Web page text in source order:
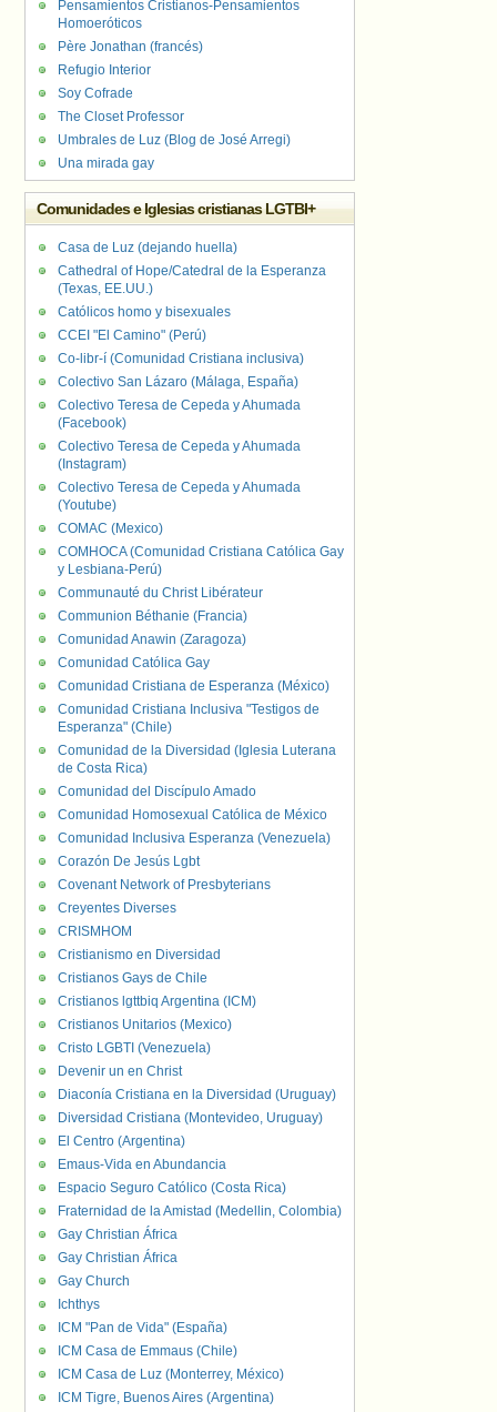
Pensamientos Cristianos-Pensamientos
Homoeróticos
Père Jonathan (francés)
Refugio Interior
Soy Cofrade
The Closet Professor
Umbrales de Luz (Blog de José Arregi)
Una mirada gay
Comunidades e Iglesias cristianas LGTBI+
Casa de Luz (dejando huella)
Cathedral of Hope/Catedral de la Esperanza
(Texas, EE.UU.)
Católicos homo y bisexuales
CCEI "El Camino" (Perú)
Co-libr-í (Comunidad Cristiana inclusiva)
Colectivo San Lázaro (Málaga, España)
Colectivo Teresa de Cepeda y Ahumada
(Facebook)
Colectivo Teresa de Cepeda y Ahumada
(Instagram)
Colectivo Teresa de Cepeda y Ahumada
(Youtube)
COMAC (Mexico)
COMHOCA (Comunidad Cristiana Católica Gay
y Lesbiana-Perú)
Communauté du Christ Libérateur
Communion Béthanie (Francia)
Comunidad Anawin (Zaragoza)
Comunidad Católica Gay
Comunidad Cristiana de Esperanza (México)
Comunidad Cristiana Inclusiva "Testigos de
Esperanza" (Chile)
Comunidad de la Diversidad (Iglesia Luterana
de Costa Rica)
Comunidad del Discípulo Amado
Comunidad Homosexual Católica de México
Comunidad Inclusiva Esperanza (Venezuela)
Corazón De Jesús Lgbt
Covenant Network of Presbyterians
Creyentes Diverses
CRISMHOM
Cristianismo en Diversidad
Cristianos Gays de Chile
Cristianos lgttbiq Argentina (ICM)
Cristianos Unitarios (Mexico)
Cristo LGBTI (Venezuela)
Devenir un en Christ
Diaconía Cristiana en la Diversidad (Uruguay)
Diversidad Cristiana (Montevideo, Uruguay)
El Centro (Argentina)
Emaus-Vida en Abundancia
Espacio Seguro Católico (Costa Rica)
Fraternidad de la Amistad (Medellin, Colombia)
Gay Christian África
Gay Christian África
Gay Church
Ichthys
ICM "Pan de Vida" (España)
ICM Casa de Emmaus (Chile)
ICM Casa de Luz (Monterrey, México)
ICM Tigre, Buenos Aires (Argentina)